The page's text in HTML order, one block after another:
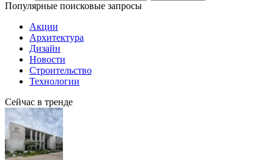
Популярные поисковые запросы
Акции
Архитектура
Дизайн
Новости
Строительство
Технологии
Сейчас в тренде